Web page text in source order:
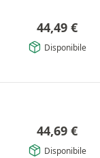
44,49 €
Disponibile
44,69 €
Disponibile